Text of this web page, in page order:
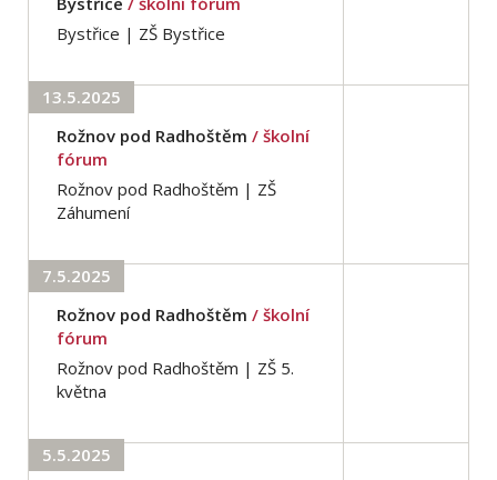
Bystřice | ZŠ Bystřice
13.5.2025
Rožnov pod Radhoštěm / školní
fórum
Rožnov pod Radhoštěm | ZŠ
Záhumení
7.5.2025
Rožnov pod Radhoštěm / školní
fórum
Rožnov pod Radhoštěm | ZŠ 5.
května
5.5.2025